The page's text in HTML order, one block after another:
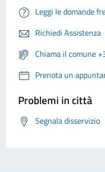
Leggi le domande
Richiedi Assistenza
Chiama il comune
Prenota un
Problemi in città
Segnala disservizio